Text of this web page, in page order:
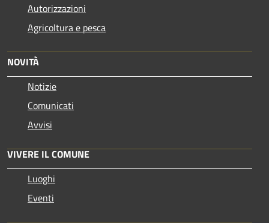
Autorizzazioni
Agricoltura e pesca
NOVITÀ
Notizie
Comunicati
Avvisi
VIVERE IL COMUNE
Luoghi
Eventi